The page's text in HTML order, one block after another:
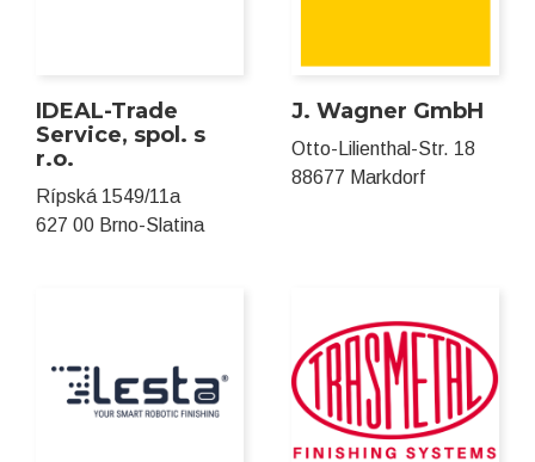
IDEAL-Trade
Service, spol. s
r.o.
Rípská 1549/11a
627 00 Brno-Slatina
J. Wagner GmbH
Otto-Lilienthal-Str. 18
88677 Markdorf